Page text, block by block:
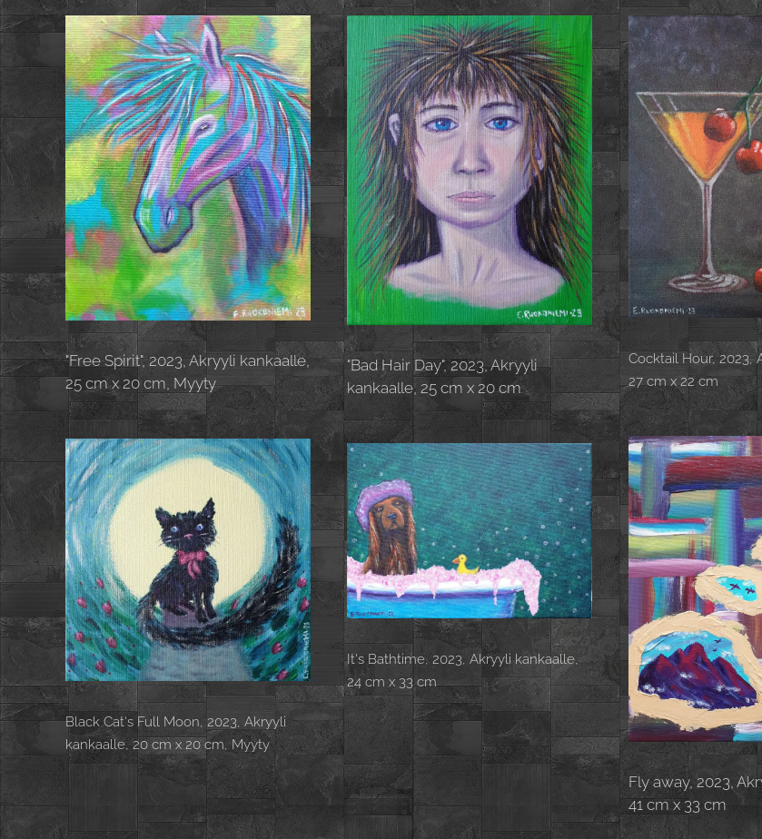
"Free Spirit", 2023, Akryyli kankaalle,
25 cm x 20 cm, Myyty
Black Cat's Full Moon, 2023, Akryyli
kankaalle, 20 cm x 20 cm, Myyty
"Bad Hair Day", 2023, Akryyli
kankaalle, 25 cm x 20 cm
It's Bathtime, 2023, Akryyli kankaalle,
24 cm x 33 cm
Cocktail Hour, 2023,
27 cm x 22 cm
Fly away, 2023,
41 cm x 33 cm